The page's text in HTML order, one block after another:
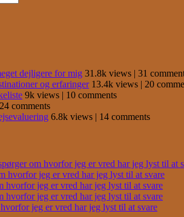
dejligere for mig 31.8k views | 31
og erfaringer 13.4k views | 20
9k views | 10 comments
24 comments
6.8k views | 14 comments
om hvorfor jeg er vred har jeg lyst til at
hvorfor jeg er vred har jeg lyst til at svare
hvorfor jeg er vred har jeg lyst til at svare
hvorfor jeg er vred har jeg lyst til at svare
jeg er vred har jeg lyst til at svare